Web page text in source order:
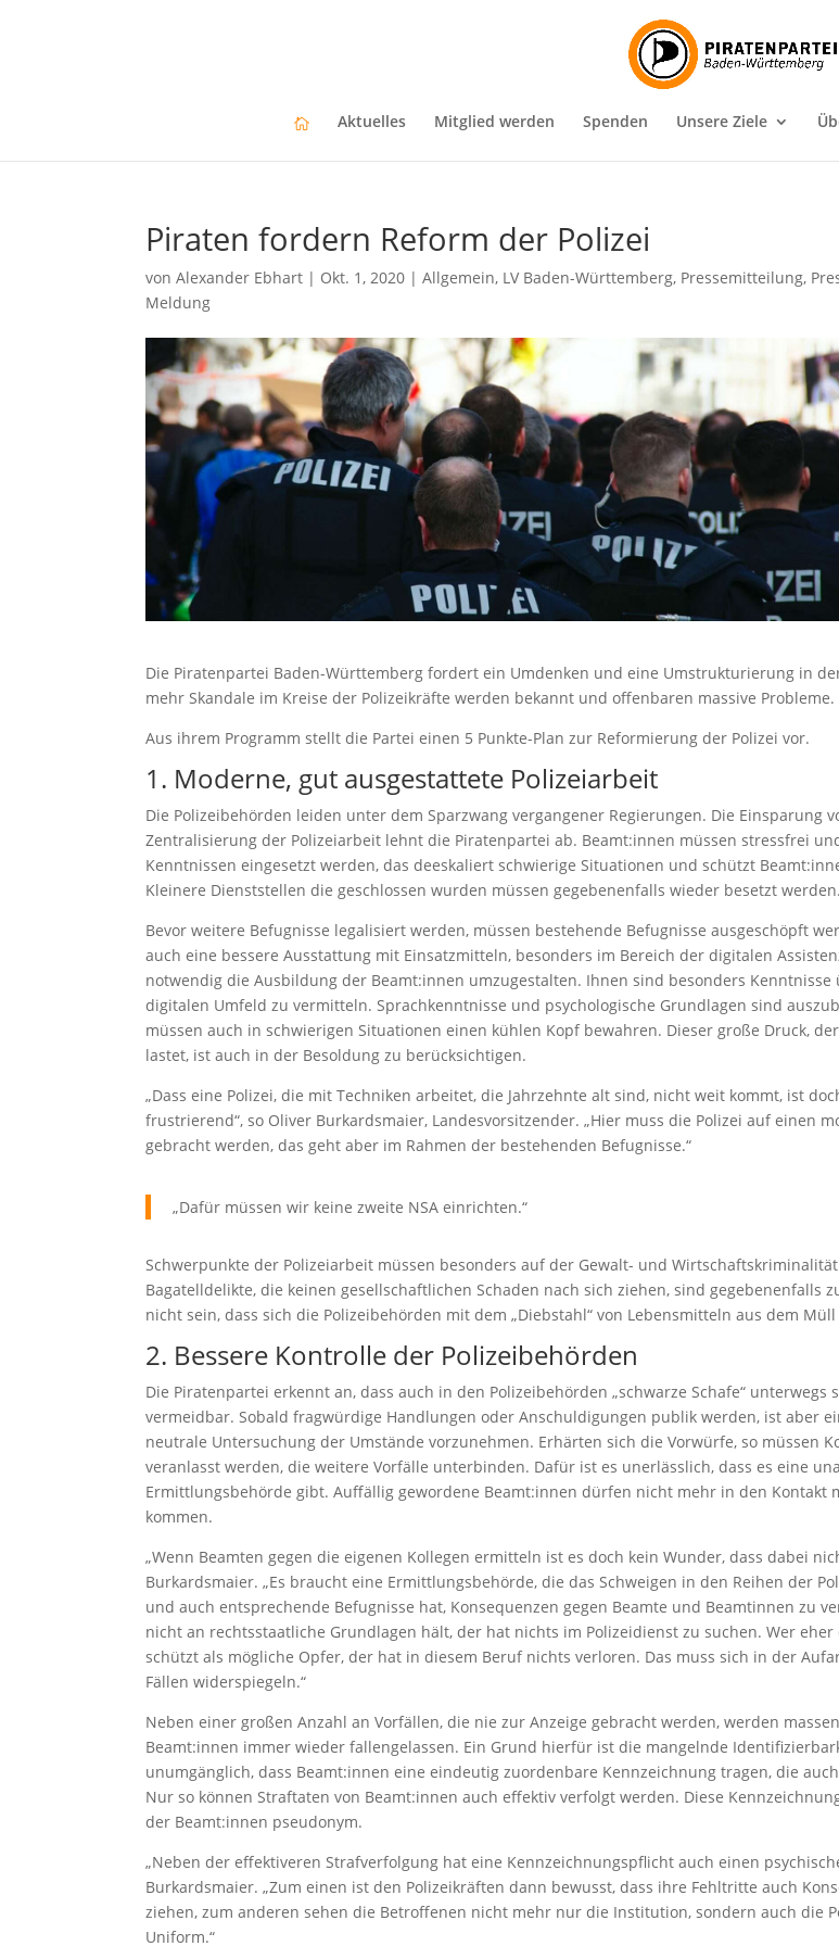
Aktuelles Mitglied werden Spenden Unsere Ziele
Piraten fordern Reform der Polizei
vonAlexander Ebhart | Okt. 1, 2020 |Allgemein, LV Baden-Württemberg, Pressemitteilung,
Meldung
Die Piratenpartei Baden-Württemberg fordert ein Umdenken und eine Umstrukturierung in
mehr Skandale im Kreise der Polizeikräfte werden bekannt und offenbaren massive Probleme.
Aus ihrem Programm stellt die Partei einen 5 Punkte-Plan zur Reformierung der Polizei vor.
1. Moderne, gut ausgestattete Polizeiarbeit
Die Polizeibehörden leiden unter dem Sparzwang vergangener Regierungen. Die Einsparung
Zentralisierung der Polizeiarbeit lehnt die Piratenpartei ab. Beamt:innen müssen stressfrei
Kenntnissen eingesetzt werden, das deeskaliert schwierige Situationen und schützt
Kleinere Dienststellen die geschlossen wurden müssen gegebenenfalls wieder besetzt werden.
Bevor weitere Befugnisse legalisiert werden, müssen bestehende Befugnisse ausgeschöpft
auch eine bessere Ausstattung mit Einsatzmitteln, besonders im Bereich der digitalen
notwendig die Ausbildung der Beamt:innen umzugestalten. Ihnen sind besonders
digitalen Umfeld zu vermitteln. Sprachkenntnisse und psychologische Grundlagen sind
müssen auch in schwierigen Situationen einen kühlen Kopf bewahren. Dieser große Druck,
lastet, ist auch in der Besoldung zu berücksichtigen.
„Dass eine Polizei, die mit Techniken arbeitet, die Jahrzehnte alt sind, nicht weit kommt, ist
frustrierend“, so Oliver Burkardsmaier, Landesvorsitzender. „Hier muss die Polizei auf einen
gebracht werden, das geht aber im Rahmen der bestehenden Befugnisse.“
„Dafür müssen wir keine zweite NSA einrichten.“
Schwerpunkte der Polizeiarbeit müssen besonders auf der Gewalt- und
Bagatelldelikte, die keinen gesellschaftlichen Schaden nach sich ziehen, sind gegebenenfalls
nicht sein, dass sich die Polizeibehörden mit dem „Diebstahl“ von Lebensmitteln aus dem
2. Bessere Kontrolle der Polizeibehörden
Die Piratenpartei erkennt an, dass auch in den Polizeibehörden „schwarze Schafe“ unterwegs
vermeidbar. Sobald fragwürdige Handlungen oder Anschuldigungen publik werden, ist aber
neutrale Untersuchung der Umstände vorzunehmen. Erhärten sich die Vorwürfe, so müssen
veranlasst werden, die weitere Vorfälle unterbinden. Dafür ist es unerlässlich, dass es eine
Ermittlungsbehörde gibt. Auffällig gewordene Beamt:innen dürfen nicht mehr in den Kontakt
kommen.
„Wenn Beamten gegen die eigenen Kollegen ermitteln ist es doch kein Wunder, dass dabei
Burkardsmaier. „Es braucht eine Ermittlungsbehörde, die das Schweigen in den Reihen der
und auch entsprechende Befugnisse hat, Konsequenzen gegen Beamte und Beamtinnen zu
nicht an rechtsstaatliche Grundlagen hält, der hat nichts im Polizeidienst zu suchen. Wer eher
schützt als mögliche Opfer, der hat in diesem Beruf nichts verloren. Das muss sich in der
Fällen widerspiegeln.“
Neben einer großen Anzahl an Vorfällen, die nie zur Anzeige gebracht werden, werden
Beamt:innen immer wieder fallengelassen. Ein Grund hierfür ist die mangelnde
unumgänglich, dass Beamt:innen eine eindeutig zuordenbare Kennzeichnung tragen, die
Nur so können Straftaten von Beamt:innen auch effektiv verfolgt werden. Diese
der Beamt:innen pseudonym.
„Neben der effektiveren Strafverfolgung hat eine Kennzeichnungspflicht auch einen
Burkardsmaier. „Zum einen ist den Polizeikräften dann bewusst, dass ihre Fehltritte auch
ziehen, zum anderen sehen die Betroffenen nicht mehr nur die Institution, sondern auch die
Uniform.“